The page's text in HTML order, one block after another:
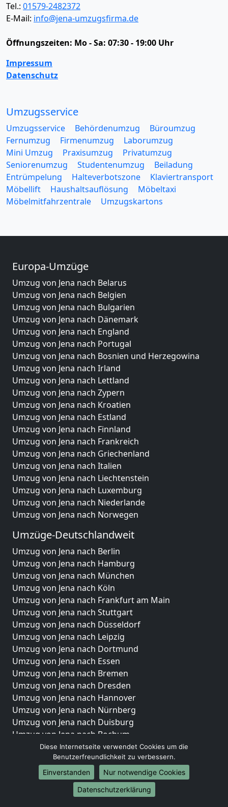
Tel.: 01579-2482372
E-Mail: info@jena-umzugsfirma.de
Öffnungszeiten: Mo - Sa: 07:30 - 19:00 Uhr
Impressum
Datenschutz
Umzugsservice
Umzugsservice Behördenumzug
Büroumzug
Fernumzug
Firmenumzug
Laborumzug
Mini Umzug
Praxisumzug
Privatumzug
Seniorenumzug
Studentenumzug
Beiladung
Entrümpelung
Halteverbotszone
Klaviertransport
Möbellift
Haushaltsauflösung
Möbeltaxi
Möbelmitfahrzentrale
Umzugskartons
Europa-Umzüge
Umzug von Jena nach Belarus
Umzug von Jena nach Belgien
Umzug von Jena nach Bulgarien
Umzug von Jena nach Dänemark
Umzug von Jena nach England
Umzug von Jena nach Portugal
Umzug von Jena nach Bosnien und Herzegowina
Umzug von Jena nach Irland
Umzug von Jena nach Lettland
Umzug von Jena nach Zypern
Umzug von Jena nach Kroatien
Umzug von Jena nach Estland
Umzug von Jena nach Finnland
Umzug von Jena nach Frankreich
Umzug von Jena nach Griechenland
Umzug von Jena nach Italien
Umzug von Jena nach Liechtenstein
Umzug von Jena nach Luxemburg
Umzug von Jena nach Niederlande
Umzug von Jena nach Norwegen
Umzüge-Deutschlandweit
Umzug von Jena nach Berlin
Umzug von Jena nach Hamburg
Umzug von Jena nach München
Umzug von Jena nach Köln
Umzug von Jena nach Frankfurt am Main
Umzug von Jena nach Stuttgart
Umzug von Jena nach Düsseldorf
Umzug von Jena nach Leipzig
Umzug von Jena nach Dortmund
Umzug von Jena nach Essen
Umzug von Jena nach Bremen
Umzug von Jena nach Dresden
Umzug von Jena nach Hannover
Umzug von Jena nach Nürnberg
Umzug von Jena nach Duisburg
Umzug von Jena nach Bochum
Umzug von Jena nach Wuppertal
Umzug von Jena nach Bielefeld
Umzug von Jena nach Bonn
Umzug von Jena nach Münster
Diese Internetseite verwendet Cookies um die
Benutzerfreundlichkeit zu verbessern.
Einverstanden
Nur notwendige Cookies
Datenschutzerklärung